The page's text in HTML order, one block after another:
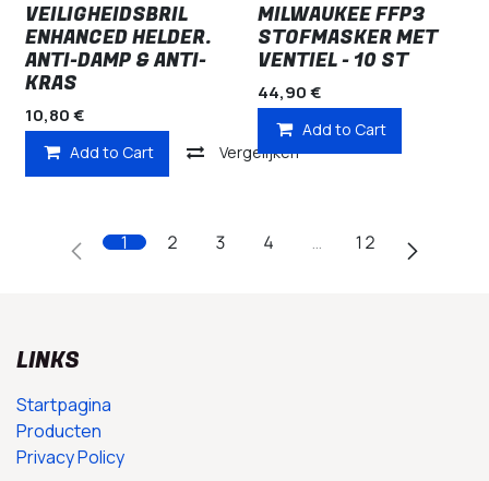
VEILIGHEIDSBRIL
ENHANCED HELDER.
ANTI-DAMP & ANTI-
KRAS
10,80€
Add to Cart Vergelijken
MILWAUKEE FFP3
STOFMASKER MET
VENTIEL - 10 ST
44,90€
Add to Cart
1 2 3 4 … 12
LINKS
Startpagina
Producten
Privacy Policy